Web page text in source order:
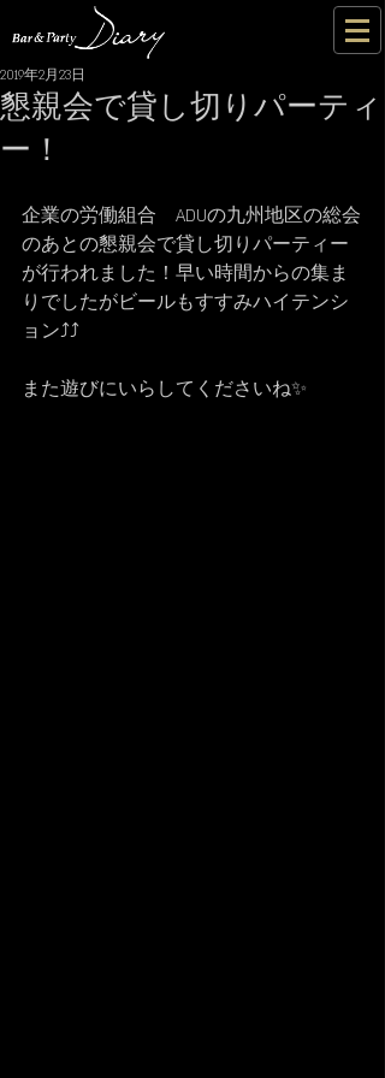
懇親会で貸し切りパーティ
ー！
2019年2月23日
企業の労働組合　ADUの九州地区の総会
のあとの懇親会で貸し切りパーティー
が行われました！早い時間からの集ま
りでしたがビールもすすみハイテンシ
ョン⤴️⤴️
また遊びにいらしてくださいね✨